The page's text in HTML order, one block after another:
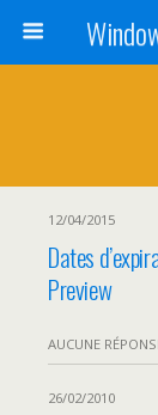
12/04/2015
Dates
Preview
AUCUNE
26/02/2010